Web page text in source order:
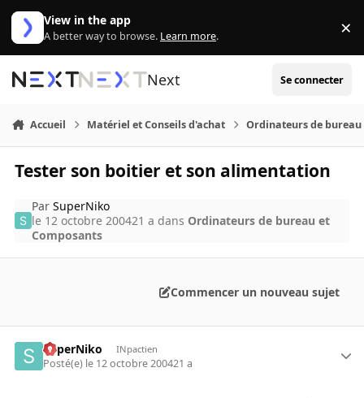
Aller au contenu
View in the app
A better way to browse. Learn more. ×
Next Se connecter
Accueil Matériel et Conseils d'achat Ordinateurs de bureau
Tester son boitier et son alimentation
ParSuperNiko
le 12 octobre 200421 a dans Ordinateurs de bureau et
Composants
Commencer un nouveau sujet
SuperNiko INpactien
Posté(e) le 12 octobre 200421 a